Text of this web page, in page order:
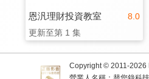
8.0
恩汎理財投資教室
更新至第 1 集
Copyright © 2011-2026